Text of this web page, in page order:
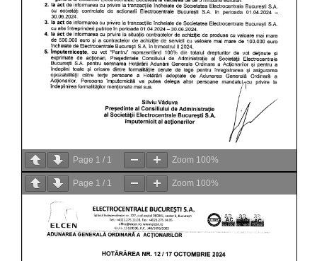
Page 1 / 1 Zoom 100%
Page 1 / 1 Zoom 100%